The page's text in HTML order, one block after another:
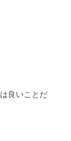
いことだ